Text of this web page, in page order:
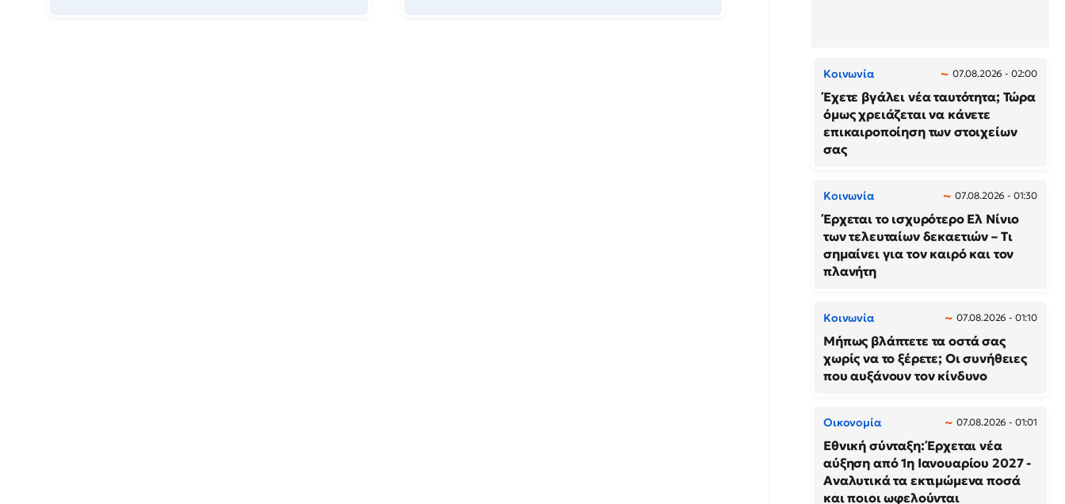
Κοινωνία 07.08.2026 - 02:00
Έχετε βγάλει νέα ταυτότητα; Τώρα
όμως χρειάζεται να κάνετε
επικαιροποίηση των στοιχείων
σας
Κοινωνία 07.08.2026 - 01:30
Έρχεται το ισχυρότερο Ελ Νίνιο
των τελευταίων δεκαετιών – Τι
σημαίνει για τον καιρό και τον
πλανήτη
Κοινωνία 07.08.2026 - 01:10
Μήπως βλάπτετε τα οστά σας
χωρίς να το ξέρετε; Οι συνήθειες
που αυξάνουν τον κίνδυνο
Οικονομία 07.08.2026 - 01:01
Εθνική σύνταξη: Έρχεται νέα
αύξηση από 1η Ιανουαρίου 2027 -
Αναλυτικά τα εκτιμώμενα ποσά
και ποιοι ωφελούνται